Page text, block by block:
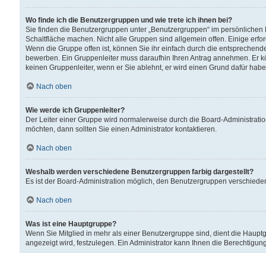
Wo finde ich die Benutzergruppen und wie trete ich ihnen bei?
Sie finden die Benutzergruppen unter „Benutzergruppen“ im
Schaltfläche machen. Nicht alle Gruppen sind allgemein offen. Einige
Wenn die Gruppe offen ist, können Sie ihr einfach durch die
bewerben. Ein Gruppenleiter muss daraufhin Ihren Antrag annehmen.
keinen Gruppenleiter, wenn er Sie ablehnt, er wird einen Grund dafür
Nach oben
Wie werde ich Gruppenleiter?
Der Leiter einer Gruppe wird normalerweise durch die Board-
möchten, dann sollten Sie einen Administrator kontaktieren.
Nach oben
Weshalb werden verschiedene Benutzergruppen farbig dargestellt?
Es ist der Board-Administration möglich, den Benutzergruppen
Nach oben
Was ist eine Hauptgruppe?
Wenn Sie Mitglied in mehr als einer Benutzergruppe sind, dient die
angezeigt wird, festzulegen. Ein Administrator kann Ihnen die